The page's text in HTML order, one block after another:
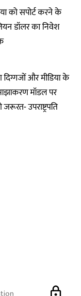
को सपोर्ट करने के
डॉलर का निवेश
दिग्गजों और मीडिया के
मॉडल पर
उपराष्ट्रपति
lock